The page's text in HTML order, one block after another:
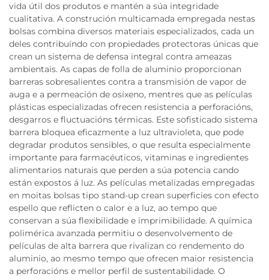
vida útil dos produtos e mantén a súa integridade
cualitativa. A construción multicamada empregada nestas
bolsas combina diversos materiais especializados, cada un
deles contribuíndo con propiedades protectoras únicas que
crean un sistema de defensa integral contra ameazas
ambientais. As capas de folla de aluminio proporcionan
barreras sobresalientes contra a transmisión de vapor de
auga e a permeación de osíxeno, mentres que as películas
plásticas especializadas ofrecen resistencia a perforacións,
desgarros e fluctuacións térmicas. Este sofisticado sistema
barrera bloquea eficazmente a luz ultravioleta, que pode
degradar produtos sensibles, o que resulta especialmente
importante para farmacéuticos, vitaminas e ingredientes
alimentarios naturais que perden a súa potencia cando
están expostos á luz. As películas metalizadas empregadas
en moitas bolsas tipo stand-up crean superficies con efecto
espello que reflicten o calor e a luz, ao tempo que
conservan a súa flexibilidade e imprimibilidade. A química
polimérica avanzada permitiu o desenvolvemento de
películas de alta barrera que rivalizan co rendemento do
aluminio, ao mesmo tempo que ofrecen maior resistencia
a perforacións e mellor perfil de sustentabilidade. O